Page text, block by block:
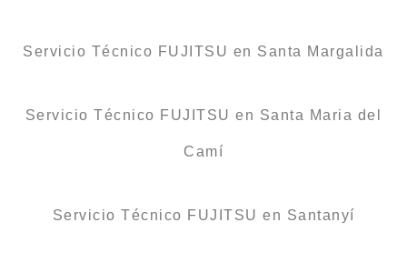
Servicio Técnico FUJITSU en Santa Margalida
Servicio Técnico FUJITSU en Santa Maria del
Camí
Servicio Técnico FUJITSU en Santanyí